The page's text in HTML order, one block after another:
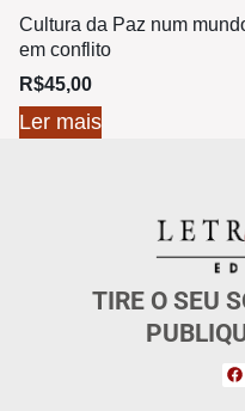
Cultura da Paz num
em conflito
R$45,00
Ler mais
TIRE O SEU